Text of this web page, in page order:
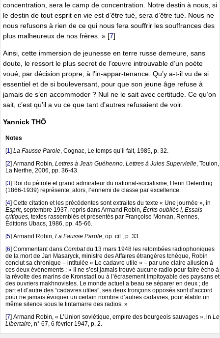
concentration, sera le camp de concentration. Notre destin à nous, si
le destin de tout esprit en vie est d’être tué, sera d’être tué. Nous ne
nous refusons à rien de ce qui nous fera souffrir les souffrances des
plus malheureux de nos frères. » [7]
Ainsi, cette immersion de jeunesse en terre russe demeure, sans
doute, le ressort le plus secret de l’œuvre introuvable d’un poète
voué, par décision propre, à l’in-appar-tenance. Qu’y a-t-il vu de si
essentiel et de si bouleversant, pour que son jeune âge refuse à
jamais de s’en accommoder ? Nul ne le sait avec certitude. Ce qu’on
sait, c’est qu’il a vu ce que tant d’autres refusaient de voir.
Yannick THÔ
Notes
[1 ] La Fausse Parole , Cognac, Le temps qu’il fait, 1985, p. 32.
[2] Armand Robin, Lettres à Jean Guéhenno Lettres à Jules Supervielle , Toulon,
La Nerthe, 2006, pp. 36-43.
[3] Roi du pétrole et grand admirateur du national-socialisme, Henri Deterding
(1866-1939) représente, alors, l’ennemi de classe par excellence.
[4] Cette citation et les précédentes sont extraites du texte « Une journée », in
Esprit, septembre 1937, repris dans Armand Robin, Écrits oubliés I, Essais
critiques, textes rassemblés et présentés par Françoise Morvan, Rennes,
Éditions Ubacs, 1986, pp. 45-66.
[5] Armand Robin, La Fausse Parole , op. cit., p. 33.
[6] Commentant dans Combatdu 13 mars 1948 les retombées radiophoniques
de la mort de Jan Masaryck, ministre des Affaires étrangères tchèque, Robin
conclut sa chronique – intitulée « Le cadavre utile » – par une claire allusion à
ces deux événements : « Il ne s’est jamais trouvé aucune radio pour faire écho à
la révolte des marins de Kronstadt ou à l’écrasement impitoyable des paysans et
des ouvriers makhnovistes. Le monde actuel a beau se séparer en deux ; de
part et d’autre des “cadavres utiles”, ses deux tronçons opposés sont d’accord
pour ne jamais évoquer un certain nombre d’autres cadavres, pour établir un
même silence sous le tintamarre des radios. »
[7] Armand Robin, « L’Union soviétique, empire des bourgeois sauvages », in Le
Libertaire , n° 67, 6 février 1947, p. 2.